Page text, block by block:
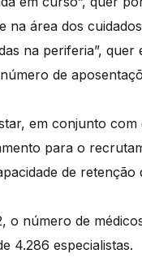
área dos
na periferia”,
de
em conjunto
para o
de retenção
o número de
4.286 especialistas.